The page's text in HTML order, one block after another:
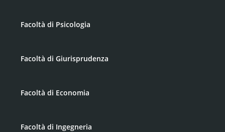
Facoltà di Psicologia
Facoltà di Giurisprudenza
Facoltà di Economia
Facoltà di Ingegneria